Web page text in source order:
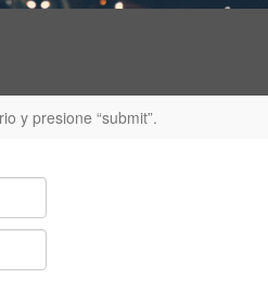
y presione “submit”.